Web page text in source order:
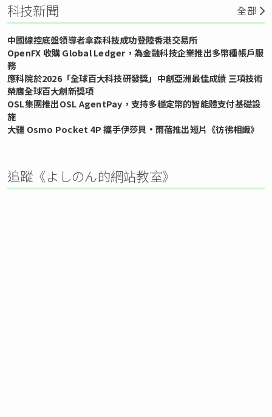
科技新聞 全部
中國線控底盤領導者拿森科技成功登陸香港交易所
OpenFX 收購 Global Ledger，為金融科技企業推出多幣種帳戶服
務
應科院於2026「全球百大科技研發獎」中創亞洲最佳成績 三項技術
榮膺全球百大創新獎項
OSL集團推出OSL AgentPay，支持多穩定幣的智能體支付基礎設
施
大疆 Osmo Pocket 4P 攜手伊莎貝•雨蓓推出短片《彷彿相識》
追蹤《よしのん的網站教室》